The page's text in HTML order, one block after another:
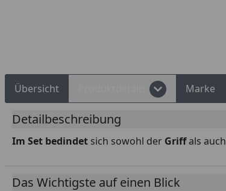
Übersicht Marke
Detailbeschreibung
Im Set bedindet sich sowohl der Griffals auch
Das Wichtigste auf einen Blick